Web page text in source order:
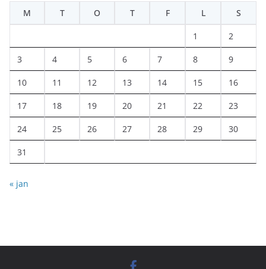
M
T O T F L S
1 2
3 4 5 6 7 8 9
10 11 12 13 14 15 16
17 18 19 20 21 22 23
24 25 26 27 28 29 30
31
« jan